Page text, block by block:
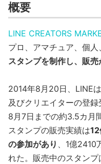
概要
LINE CREATORS
プロ、アマチュア、個人
スタンプを制作し、販売
2014年8月20日、LINE
及びクリエイターの登
8月7日までの約3.5カ月
スタンプの販売実績は
の参加があり 、1億2410
れた。販売中のスタンプ